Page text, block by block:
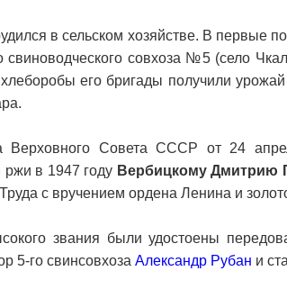
в сельском хозяйстве. В первые
свиноводческого совхоза №5 (село
его бригады получили
Верховного Совета СССР от 24
в 1947 году Вербицкому Дмитрию
с вручением ордена Ленина и
звания были удостоены
5-го свинсовхоза Александр Рубан и